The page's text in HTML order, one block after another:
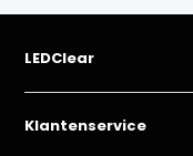
LEDClear
Klantenservice